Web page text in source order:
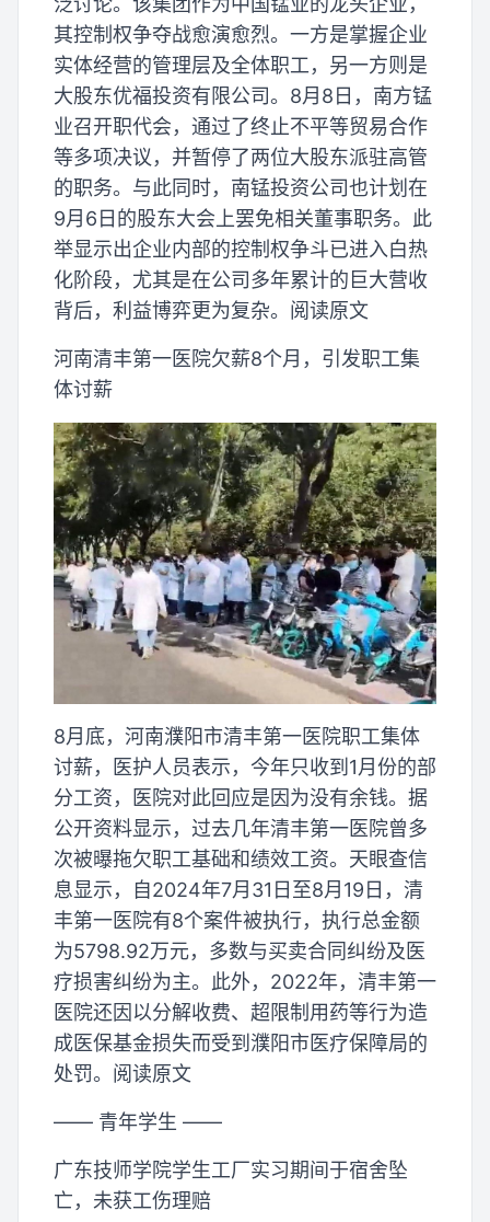
其控制权争夺战愈演愈烈。一方是掌握企业
实体经营的管理层及全体职工，另一方则是
大股东优福投资有限公司。8月8日，南方锰
业召开职代会，通过了终止不平等贸易合作
等多项决议，并暂停了两位大股东派驻高管
的职务。与此同时，南锰投资公司也计划在
9月6日的股东大会上罢免相关董事职务。此
举显示出企业内部的控制权争斗已进入白热
化阶段，尤其是在公司多年累计的巨大营收
背后，利益博弈更为复杂。阅读原文
河南清丰第一医院欠薪8个月，引发职工集
体讨薪
8月底，河南濮阳市清丰第一医院职工集体
讨薪，医护人员表示，今年只收到1月份的部
分工资，医院对此回应是因为没有余钱。据
公开资料显示，过去几年清丰第一医院曾多
次被曝拖欠职工基础和绩效工资。天眼查信
息显示，自2024年7月31日至8月19日，清
丰第一医院有8个案件被执行，执行总金额
为5798.92万元，多数与买卖合同纠纷及医
疗损害纠纷为主。此外，2022年，清丰第一
医院还因以分解收费、超限制用药等行为造
成医保基金损失而受到濮阳市医疗保障局的
处罚。阅读原文
—— 青年学生 ——
广东技师学院学生工厂实习期间于宿舍坠
亡，未获工伤理赔